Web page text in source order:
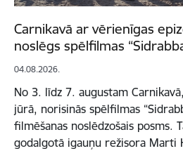
Carnikavā ar vērienīgas
noslēgs spēlfilmas
04.08.2026.
No 3. līdz 7. augustam
jūrā, norisinās spēlfilmas
filmēšanas noslēdzošais posms.
godalgotā igauņu režisora Marti